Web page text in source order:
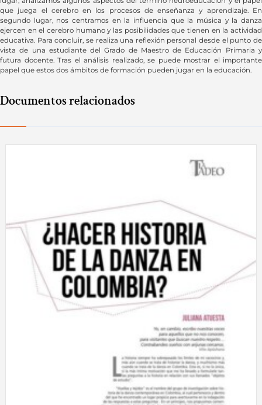
que juega el cerebro en los procesos de enseñanza y aprendizaje. En
segundo lugar, nos centramos en la influencia que la música y la danza
ejercen en el cerebro humano y las posibilidades que tienen en la actividad
educativa. Para concluir, se realiza una reflexión personal desde el punto de
vista de una estudiante del Grado de Maestro de Educación Primaria y
futura docente. Tras el análisis realizado, se puede mostrar el importante
papel que estos dos ámbitos de formación pueden jugar en la educación.
Documentos relacionados